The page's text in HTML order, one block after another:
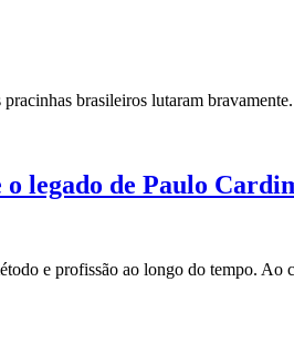
brasileiros lutaram
o legado de Paulo
e profissão ao longo do tempo. Ao